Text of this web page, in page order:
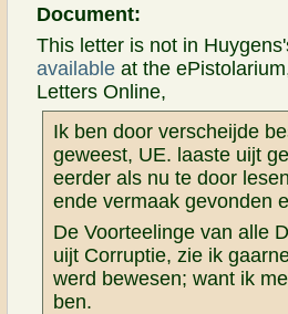
Document:
This letter is not in
available at the
Letters Online,
Ik ben door verscheijde
geweest, UE. laaste uijt
eerder als nu te door
ende vermaak gevonden
De Voorteelinge van alle
uijt Corruptie, zie ik
werd bewesen; want ik
ben.